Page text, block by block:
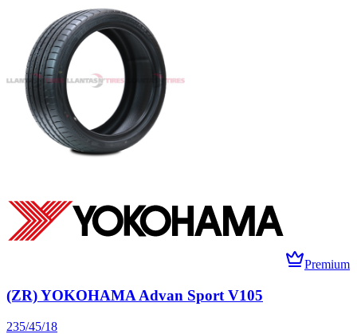
Premium
(ZR) YOKOHAMA Advan Sport V105
235/45/18